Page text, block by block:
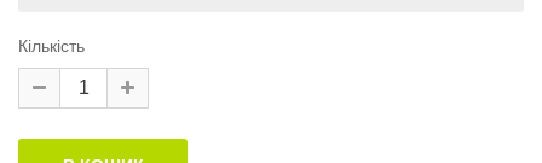
Кількість